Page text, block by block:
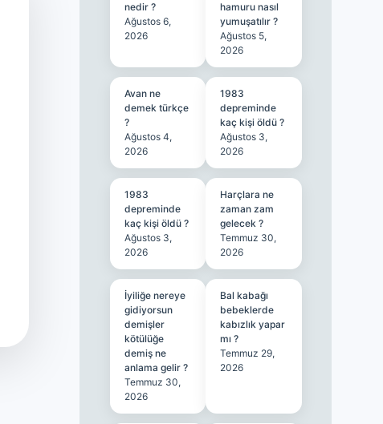
nedir ?
Ağustos 6,
2026
hamuru nasıl
yumuşatılır ?
Ağustos 5,
2026
Avan ne
demek türkçe
?
Ağustos 4,
2026
1983
depreminde
kaç kişi öldü ?
Ağustos 3,
2026
1983
depreminde
kaç kişi öldü ?
Ağustos 3,
2026
Harçlara ne
zaman zam
gelecek ?
Temmuz 30,
2026
İyiliğe nereye
gidiyorsun
demişler
kötülüğe
demiş ne
anlama gelir ?
Temmuz 30,
2026
Bal kabağı
bebeklerde
kabızlık yapar
mı ?
Temmuz 29,
2026